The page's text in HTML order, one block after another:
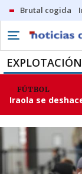
Brutal cogida
FÚTBOL
Iraola se